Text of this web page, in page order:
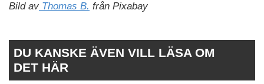
Bild av Thomas B. från Pixabay
DU KANSKE ÄVEN VILL LÄSA OM
DET HÄR